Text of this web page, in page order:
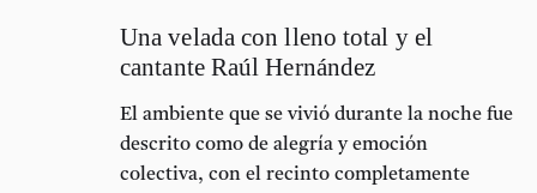
Una velada con lleno total y el
cantante Raúl Hernández
El ambiente que se vivió durante la noche fue
descrito como de alegría y emoción
colectiva, con el recinto completamente